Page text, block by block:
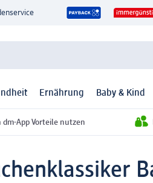
Ernährung Baby & Kind
dm-App Vorteile nutzen